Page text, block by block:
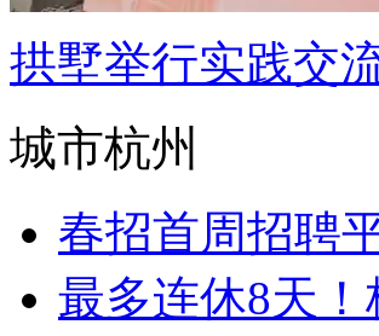
拱墅举行实践交
城市杭州
春招首周招聘
最多连休8天